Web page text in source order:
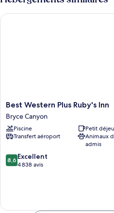
de
chambre
Chambre
Best
Western
Plus
Ruby's
Inn
Canyon
Best Western Plus Ruby's Inn
Bryce Canyon
Piscine
Petit
Transfert aéroport
Animaux
admis
8.6
sur
8,6 Excellent
4 838 avis
Best Western Plus Ruby's Inn